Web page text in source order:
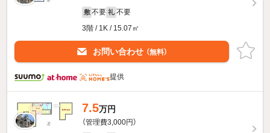
敷 不要 礼 不要
3階 / 1K / 15.07㎡
お問い合わせ （無料）
提供
7.5万円
（管理費3,000円）